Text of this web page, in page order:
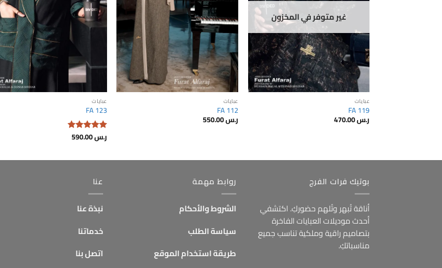
غير متوفر في المخزون
عبايات
FA 119
ر.س470.00
عبايات
FA 112
ر.س550.00
عبايات
FA 123
تم التقييم
5
من 5
ر.س590.00
بوتيك فرات الفرج
أناقة تُبهر وتُلهم حضوركِ. اكتشفي
أحدث موديلات العبايات الفاخرة
بتصاميم راقية وملكية تناسب جميع
مناسباتكِ.
روابط مهمة
الشروط والأحكام
سياسة الطلب
طريقة استخدام الموقع
عنا
نبذة عنا
خدماتنا
اتصل بنا